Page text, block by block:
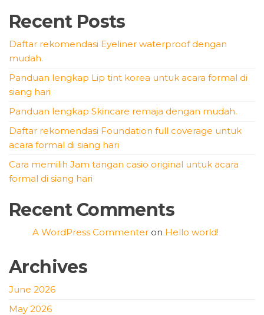
Recent Posts
Daftar rekomendasi Eyeliner waterproof dengan
mudah.
Panduan lengkap Lip tint korea untuk acara formal di
siang hari
Panduan lengkap Skincare remaja dengan mudah.
Daftar rekomendasi Foundation full coverage untuk
acara formal di siang hari
Cara memilih Jam tangan casio original untuk acara
formal di siang hari
Recent Comments
A WordPress Commenter on Hello world!
Archives
June 2026
May 2026